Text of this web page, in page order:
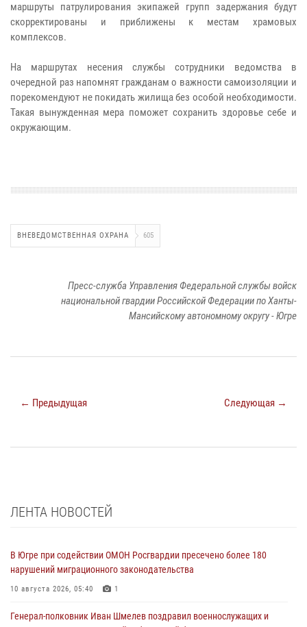
маршруты патрулирования экипажей групп задержания будут
скорректированы и приближены к местам храмовых
комплексов.
На маршрутах несения службы сотрудники ведомства в
очередной раз напомнят гражданам о важности самоизоляции и
порекомендуют не покидать жилища без особой необходимости.
Такая вынужденная мера поможет сохранить здоровье себе и
окружающим.
ВНЕВЕДОМСТВЕННАЯ ОХРАНА 605
Пресс-служба Управления Федеральной службы войск
национальной гвардии Российской Федерации по Ханты-
Мансийскому автономному округу - Югре
← Предыдущая Следующая →
ЛЕНТА НОВОСТЕЙ
В Югре при содействии ОМОН Росгвардии пресечено более 180
нарушений миграционного законодательства
10 августа 2026, 05:40 1
Генерал-полковник Иван Шмелев поздравил военнослужащих и